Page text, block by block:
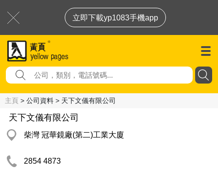
立即下載yp1083手機app
主頁 > 公司資料 > 天下文儀有限公司
天下文儀有限公司
柴灣 冠華鏡廠(第二)工業大廈
2854 4873